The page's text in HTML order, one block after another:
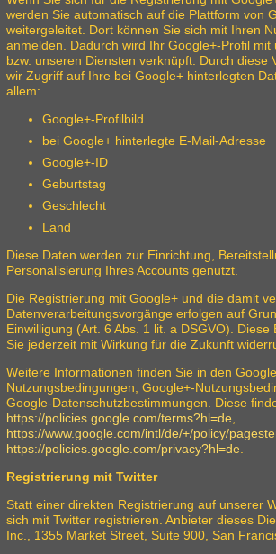
werden Sie automatisch auf die Plattform von
weitergeleitet. Dort können Sie sich mit Ihren
anmelden. Dadurch wird Ihr Google+-Profil mit
bzw. unseren Diensten verknüpft. Durch diese
wir Zugriff auf Ihre bei Google+ hinterlegten
allem:
Google+-Profilbild
bei Google+ hinterlegte E-Mail-Adresse
Google+-ID
Geburtstag
Geschlecht
Land
Diese Daten werden zur Einrichtung,
Personalisierung Ihres Accounts genutzt.
Die Registrierung mit Google+ und die damit
Datenverarbeitungsvorgänge erfolgen auf
Einwilligung (Art. 6 Abs. 1 lit. a DSGVO). Diese
Sie jederzeit mit Wirkung für die Zukunft
Weitere Informationen finden Sie in den
Nutzungsbedingungen, Google+-
Google-Datenschutzbestimmungen. Diese
https://policies.google.com/terms?hl=de
https://www.google.com/intl/de/+/policy/
https://policies.google.com/privacy?hl=de
Registrierung mit Twitter
Statt einer direkten Registrierung auf unserer
sich mit Twitter registrieren. Anbieter dieses
Inc., 1355 Market Street, Suite 900, San